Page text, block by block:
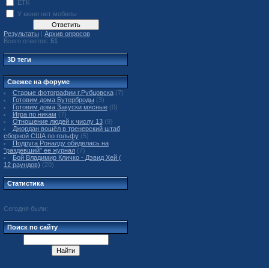
ЕТК
У меня нет мобилы
Результаты | Архив опросов
Всего ответов: 51
3D теги
Свежее на форуме
Старые фотографии г.Рубцовска (7)
Готовим дома Бутерброды (3)
Готовим дома Закуски мясные (0)
Игра по никам (7)
Отношение людей к числу 13 (9)
Джордан вошёл в тренерский штаб
сборной США по гольфу (5)
Подруга Роналду обиделась на
"раздевший" ее журнал (7)
Бой Владимир Кличко - Дэвид Хей (
12 раундов) (20)
Статистика
Сегодня были:
Поиск по сайту